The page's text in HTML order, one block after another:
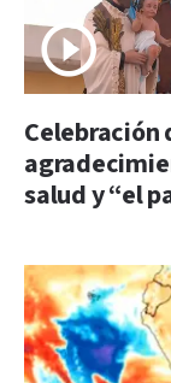
Celebración
salud y “el